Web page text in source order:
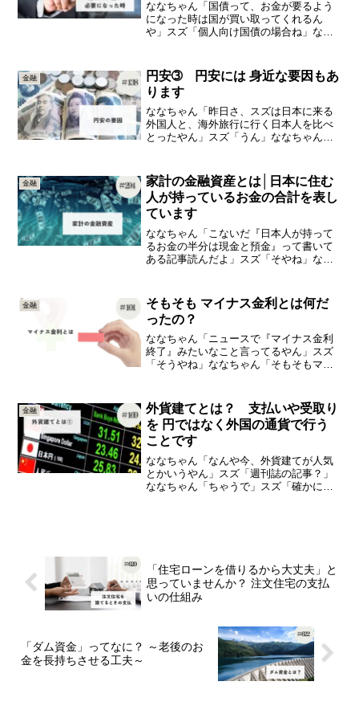
ななちゃん「国債って、お金が要るよう
になった時は国が買い取ってくれるん
や」スズ「個人向け国債の場合ね」なな
けじゃないやつは、誰が買い取ってくれ
るの？」スズ「その時に買いたい...
金融
円安➂ 円安には 身近な要因もあ
ります
ななちゃん「昨日さ、スズは日本に来る
外国人と、海外旅行に行く日本人を比べ
とったやん」スズ「うん」ななちゃん
「そやね。日本に来たらなんでも安く感
じるやろからね」ななちゃん...
金融
家計の金融資産とは│日本に住む
人が持っているお金の合計を表し
ています
ななちゃん「こないだ『日本人が持って
るお金の半分は現金と預金』って書いて
ある記事読んだよ」スズ「そやね」なな
ちゃん「うん」スズ「それって、ななち
ゃんの資産の何パーセント...
金融
そもそも マイナス金利とは何だ
ったの？
ななちゃん「ニュースで『マイナス金利
終了』みたいなこと言ってるやん」スズ
「そうやね」ななちゃん「そもそもマイ
ラス）していきましょうマイナス金利と
いう言葉、ニュースの中でも...
金融
外貨建てとは？ 支払いや受取り
を 円ではなく外国の通貨で行う
ことです
ななちゃん「なんや今、外貨建てが人気
とかいうやん」スズ「週刊誌の記事？」
ななちゃん「ちゃうで」スズ「確かに外
「住宅ローンを借りるから大丈夫」と
思っていませんか？ 注文住宅の支払
いの仕組み
「ダム資金」ってなに？ ～老後のお
金を長持ちさせる工夫～